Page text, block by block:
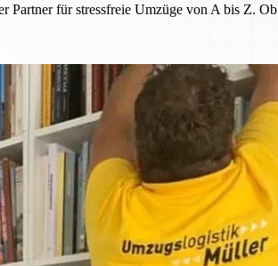
Partner für stressfreie Umzüge von A bis Z.